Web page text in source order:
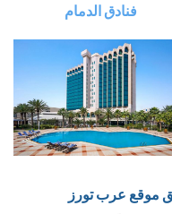
فنادق الدمام
موقع عرب تورز